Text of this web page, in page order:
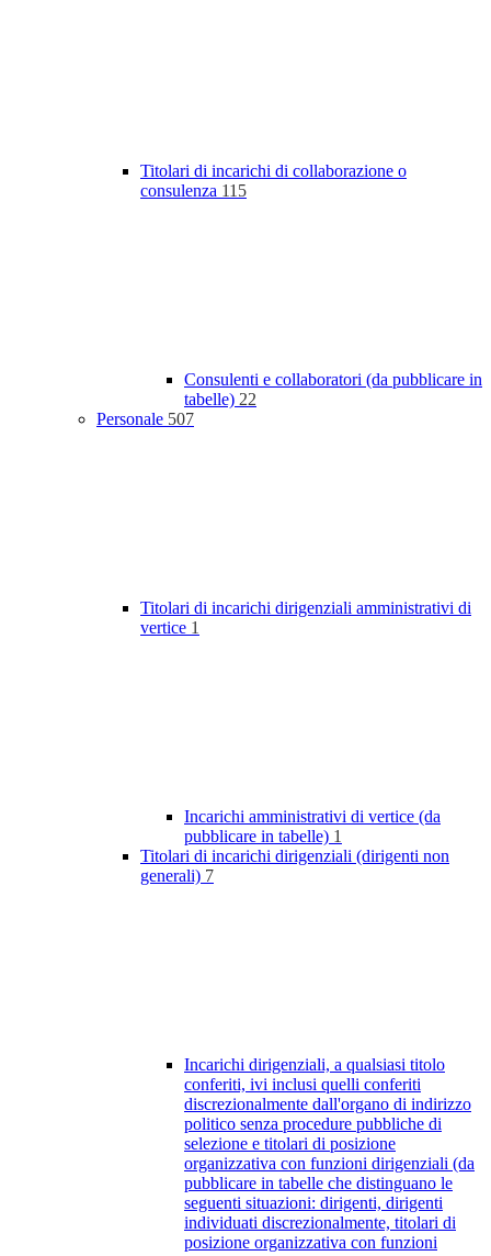
Titolari di incarichi di collaborazione o
consulenza 115
Consulenti e collaboratori (da pubblicare in
tabelle) 22
Personale 507
Titolari di incarichi dirigenziali amministrativi di
vertice 1
Incarichi amministrativi di vertice (da
pubblicare in tabelle) 1
Titolari di incarichi dirigenziali (dirigenti non
generali) 7
Incarichi dirigenziali, a qualsiasi titolo
conferiti, ivi inclusi quelli conferiti
discrezionalmente dall'organo di indirizzo
politico senza procedure pubbliche di
selezione e titolari di posizione
organizzativa con funzioni dirigenziali (da
pubblicare in tabelle che distinguano le
seguenti situazioni: dirigenti, dirigenti
individuati discrezionalmente, titolari di
posizione organizzativa con funzioni